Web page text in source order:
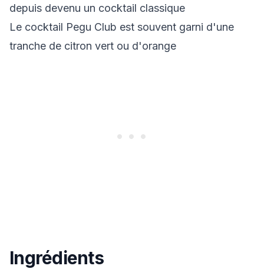
depuis devenu un cocktail classique
Le cocktail Pegu Club est souvent garni d'une
tranche de citron vert ou d'orange
Ingrédients